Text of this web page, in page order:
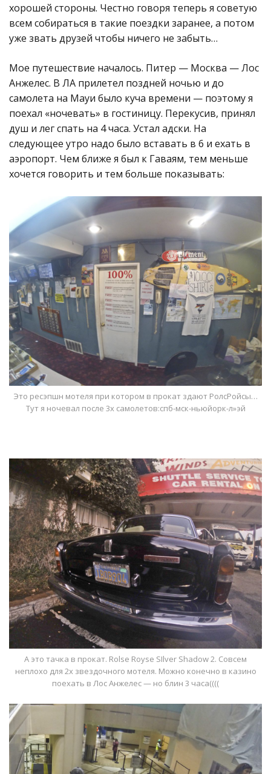
хорошей стороны. Честно говоря теперь я советую
всем собираться в такие поездки заранее, а потом
уже звать друзей чтобы ничего не забыть…
Мое путешествие началось. Питер — Москва — Лос
Анжелес. В ЛА прилетел поздней ночью и до
самолета на Мауи было куча времени — поэтому я
поехал «ночевать» в гостиницу. Перекусив, принял
душ и лег спать на 4 часа. Устал адски. На
следующее утро надо было вставать в 6 и ехать в
аэропорт. Чем ближе я был к Гаваям, тем меньше
хочется говорить и тем больше показывать:
Это ресэпшн мотеля при котором в прокат здают РолсРойсы…
Тут я ночевал после 3х самолетов:спб-мск-ньюйорк-л»эй
А это тачка в прокат. Rolse Royse SIlver Shadow 2. Совсем
неплохо для 2х звездочного мотеля. Можно конечно в казино
поехать в Лос Анжелес — но блин 3 часа((((